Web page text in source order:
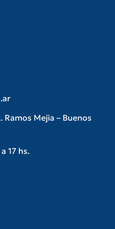
Ramos Mejia – Buenos
17 hs.